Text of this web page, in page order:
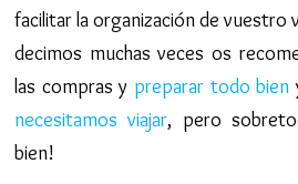
facilitar la organización de vuestro
decimos muchas veces os
las compras y preparar todo bien
necesitamos viajar, pero
bien!